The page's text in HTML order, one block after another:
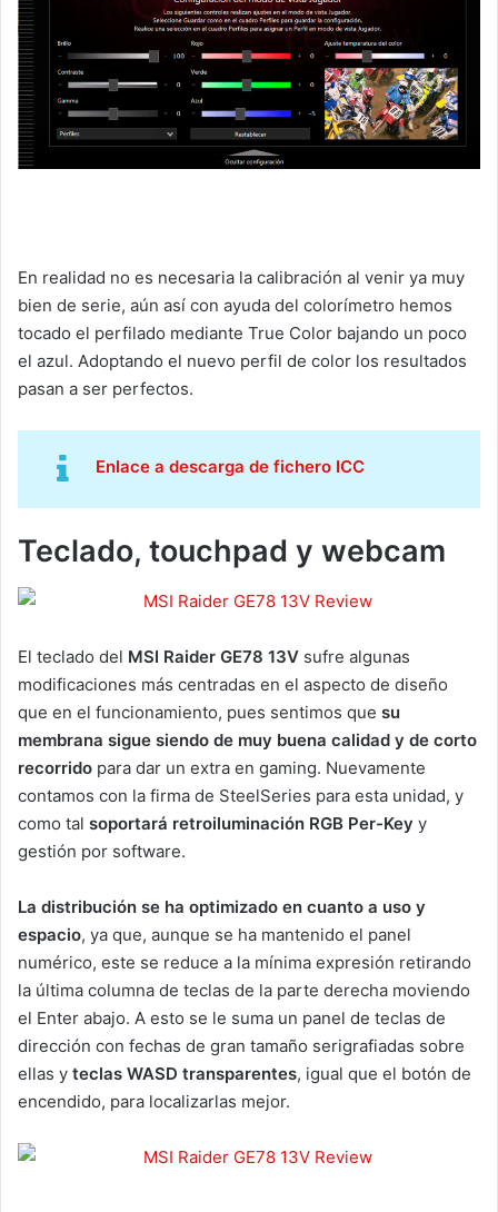
En realidad no es necesaria la calibración al venir ya muy
bien de serie, aún así con ayuda del colorímetro hemos
tocado el perfilado mediante True Color bajando un poco
el azul. Adoptando el nuevo perfil de color los resultados
pasan a ser perfectos.
Enlace a descarga de fichero ICC
Teclado, touchpad y webcam
El teclado del MSI Raider GE78 13V sufre algunas
modificaciones más centradas en el aspecto de diseño
que en el funcionamiento, pues sentimos que su
membrana sigue siendo de muy buena calidad y de corto
recorrido para dar un extra en gaming. Nuevamente
contamos con la firma de SteelSeries para esta unidad, y
como tal soportará retroiluminación RGB Per-Key y
gestión por software.
La distribución se ha optimizado en cuanto a uso y
espacio, ya que, aunque se ha mantenido el panel
numérico, este se reduce a la mínima expresión retirando
la última columna de teclas de la parte derecha moviendo
el Enter abajo. A esto se le suma un panel de teclas de
dirección con fechas de gran tamaño serigrafiadas sobre
ellas y teclas WASD transparentes, igual que el botón de
encendido, para localizarlas mejor.